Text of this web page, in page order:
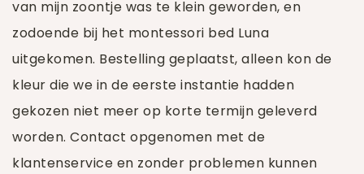
van mijn zoontje was te klein geworden, en
zodoende bij het montessori bed Luna
uitgekomen. Bestelling geplaatst, alleen kon de
kleur die we in de eerste instantie hadden
gekozen niet meer op korte termijn geleverd
worden. Contact opgenomen met de
klantenservice en zonder problemen kunnen